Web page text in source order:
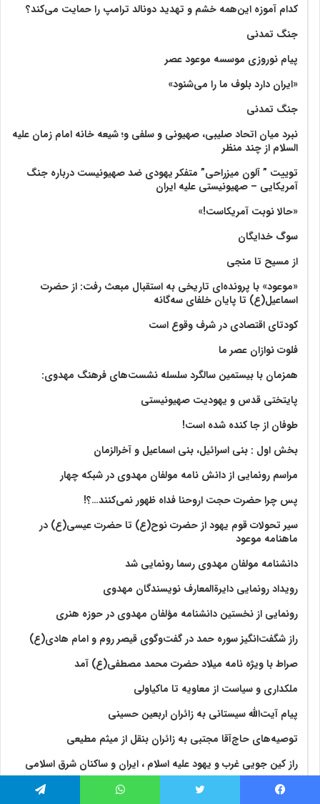
کدام آموزه این‌همه خشم و تهدید دونالد ترامپ را حمایت می‌کند؟
جنگ تمدنی
پیام نوروزی موسسه موعود عصر
«ایران دارد بلوف ما را می‌شنود»
جنگ تمدنی
نبرد میان اتحاد صلیبی، صهیونی و سلفی و؛ شیعه خانه امام زمان علیه
السلام از چند منظر
توییت ” آلون میزراحی” متفکر یهودی ضد صهیونیست درباره جنگ
آمریکایی – صهیونیستی علیه ایران
«حالا نوبت آمریکاست!»
سوگ خدایگان
از مسیح تا منجی
«موعود» با پرونده‌ای تاریخی به استقبال مبعث رفت: از حضرت
اسماعیل(ع) تا پایان خلفای سه‌گانه
کودتای اقتصادی در شرف وقوع است
فلوت نوازان عصر ما
همزمان با بیستمین سالگرد سلسله نشست‌های فرهنگ مهدوی:‌
پایتختی قدس و یهودیت صهیونیستی
طوفان از جا کنده شده است!
بخش اول : بنی اسرائیل، بنی اسماعیل و آخرالزمان
مراسم رونمایی از دانش نامه مولفان مهدوی در شبکه چهار
پس چرا حضرت حجت اروحنا فداه ظهور نمی‌کنند…؟!
سیر تحولات قوم یهود از حضرت نوح(ع) تا حضرت عیسی(ع) در
ماهنامه موعود
دانشنامه مولفان مهدوی رسما رونمایی شد
رویداد رونمایی دایرةالمعارف نویسندگان مهدوی
رونمایی از نخستین دانشنامه مؤلفان مهدوی در حوزه هنری
راز شگفت‌انگیز سوره حمد در گفت‌وگوی قیصر روم و امام هادی(ع)
صراط با ویژه نامه میلاد حضرت محمد مصطفی(ع) آمد
ملکداری و سیاست از معاویه تا ماکیاولی
پیام آیت‌الله سیستانی به زائران اربعین حسینی
توصیه‌های حاج‌آقا مجتبی به زائران بنقل از میثم مطیعی
راز کین جویی غرب و یهود علیه اسلام ، ایران و ساکنان شرق اسلامی
راز کین جویی غرب و یهود علیه اسلام ، ایران و ساکنان شرق اسلامی